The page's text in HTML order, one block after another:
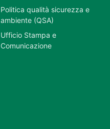
Politica qualità sicurezza e
ambiente (QSA)
Ufficio Stampa e
Comunicazione